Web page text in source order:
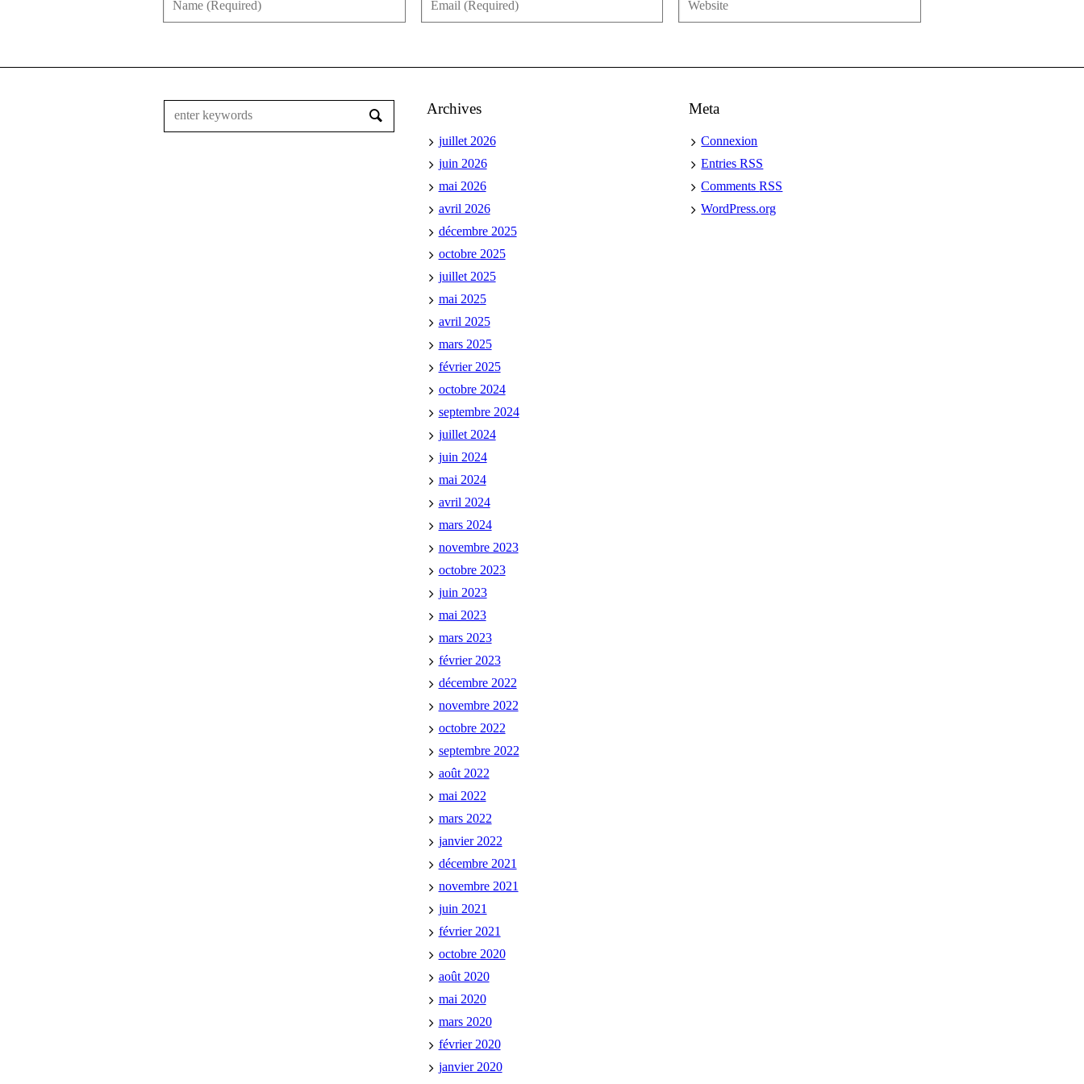
Archives
juillet 2026
juin 2026
mai 2026
avril 2026
décembre 2025
octobre 2025
juillet 2025
mai 2025
avril 2025
mars 2025
février 2025
octobre 2024
septembre 2024
juillet 2024
juin 2024
mai 2024
avril 2024
mars 2024
novembre 2023
octobre 2023
juin 2023
mai 2023
mars 2023
février 2023
décembre 2022
novembre 2022
octobre 2022
septembre 2022
août 2022
mai 2022
mars 2022
janvier 2022
décembre 2021
novembre 2021
juin 2021
février 2021
octobre 2020
août 2020
mai 2020
mars 2020
février 2020
janvier 2020
Meta
Connexion
EntriesRSS
CommentsRSS
WordPress.org